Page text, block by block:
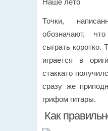
Точки,
обозначают,
сыграть коротко.
играется в
стаккато
сразу же
грифом гитары.
Как